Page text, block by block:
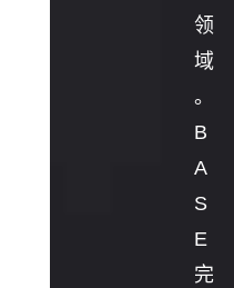
领
域
。
B
A
S
E
完